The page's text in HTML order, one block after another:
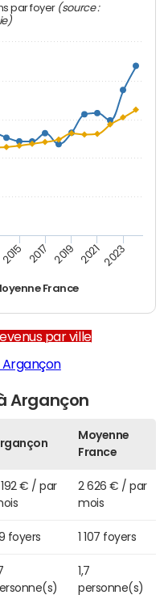
par foyer (source :
France
2015 2017 2019 2021 2023
par ville
Argançon
Moyenne
France
€ / par
2 626 € / par
mois
foyers 1 107 foyers
1,7
personne(s)